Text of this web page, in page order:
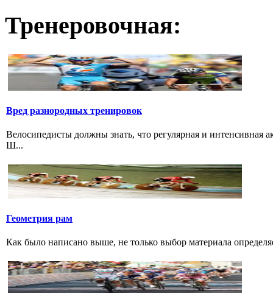
Тренеровочная:
Вред разнородных тренировок
Велосипедисты должны знать, что регулярная и интенсивная
Ш...
Геометрия рам
Как было написано выше, не только выбор материала